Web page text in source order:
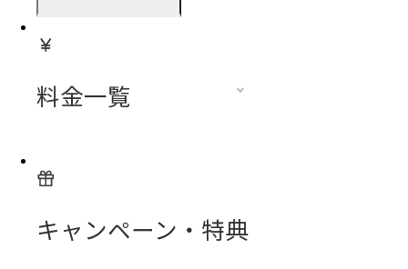
料金一覧
キャンペーン・特典